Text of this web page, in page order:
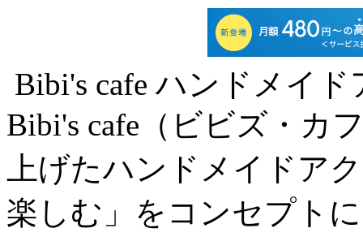
Bibi's cafe ハンドメイ
Bibi's cafe（ビビズ・カ
上げたハンドメイドア
楽しむ」をコンセプト